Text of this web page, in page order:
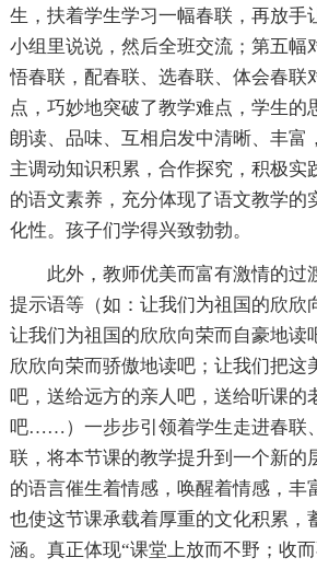
生，扶着学生学习一幅春联，再放手
小组里说说，然后全班交流；第五幅
悟春联，配春联、选春联、体会春联
点，巧妙地突破了教学难点，学生的
朗读、品味、互相启发中清晰、丰富
主调动知识积累，合作探究，积极实
的语文素养，充分体现了语文教学的
化性。孩子们学得兴致勃勃。
此外，教师优美而富有激情的过
提示语等（如：让我们为祖国的欣欣
让我们为祖国的欣欣向荣而自豪地读
欣欣向荣而骄傲地读吧；让我们把这
吧，送给远方的亲人吧，送给听课的
吧……）一步步引领着学生走进春联
联，将本节课的教学提升到一个新的
的语言催生着情感，唤醒着情感，丰
也使这节课承载着厚重的文化积累，
涵。真正体现“课堂上放而不野；收